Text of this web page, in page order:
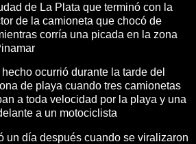
de La Plata que terminó con la
de la camioneta que chocó de
corría una picada en la zona
ocurrió durante la tarde del
de playa cuando tres camionetas
a toda velocidad por la playa y una
a un motociclista
un día después cuando se viralizaron